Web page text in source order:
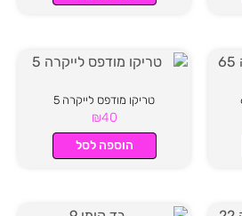
טריקו מודפס לייקרה 5
₪40
הוספה לסל